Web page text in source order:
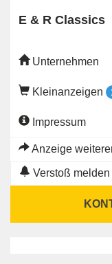
E & R Classics
Unternehmen
Kleinanzeigen
Impressum
Anzeige
Verstoß melden